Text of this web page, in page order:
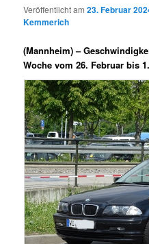
Veröffentlicht am23. Februar
Kemmerich
(Mannheim) –
Woche vom 26. Februar bis